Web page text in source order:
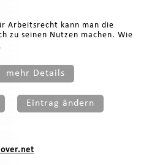
Arbeitsrecht kann man die
zu seinen Nutzen machen. Wie
mehr Details
Eintrag ändern